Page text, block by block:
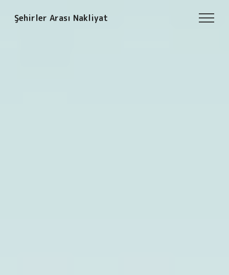
Şehirler Arası Nakliyat